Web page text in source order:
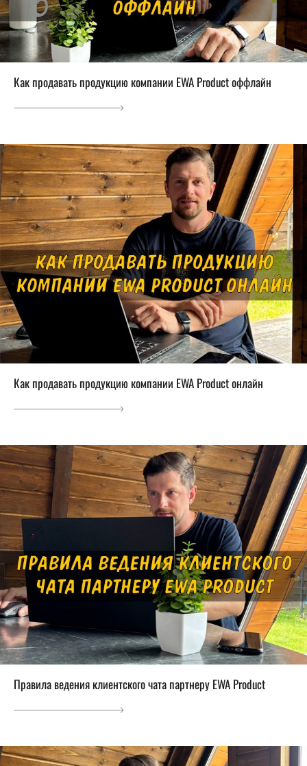
Как продавать продукцию компании EWA Product оффлайн
Как продавать продукцию компании EWA Product онлайн
Правила ведения клиентского чата партнеру EWA Product